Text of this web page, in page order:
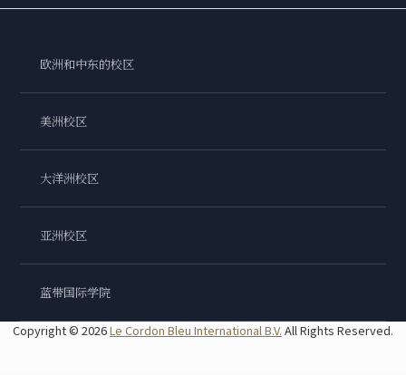
欧洲和中东的校区
美洲校区
大洋洲校区
亚洲校区
蓝带国际学院
Copyright © 2026Le Cordon Bleu International B.V. All Rights Reserved.